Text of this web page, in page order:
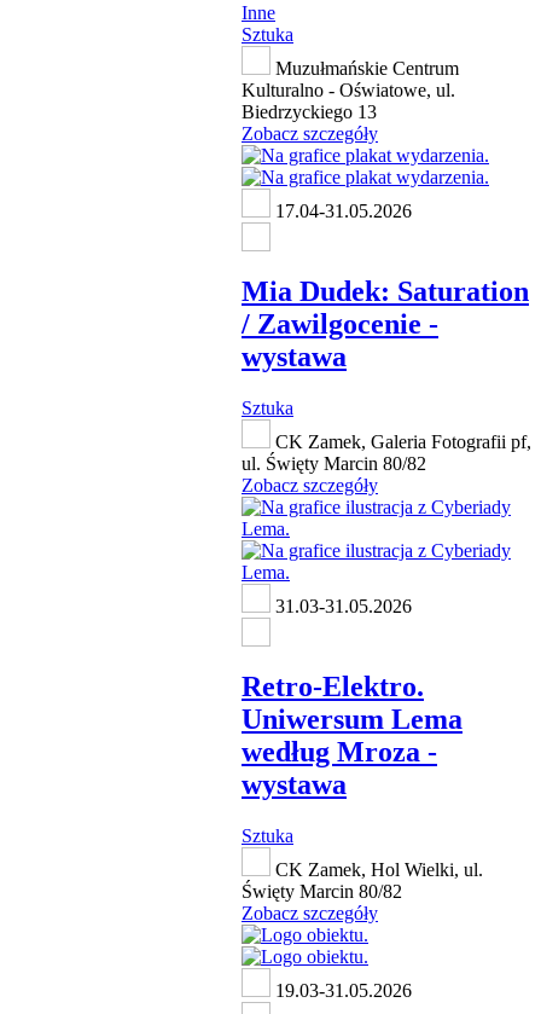
Inne
Sztuka
Muzułmańskie Centrum
Kulturalno - Oświatowe, ul.
Biedrzyckiego 13
Zobacz szczegóły
17.04-31.05.2026
Mia Dudek: Saturation
/ Zawilgocenie -
wystawa
Sztuka
CK Zamek, Galeria Fotografii pf,
ul. Święty Marcin 80/82
Zobacz szczegóły
31.03-31.05.2026
Retro-Elektro.
Uniwersum Lema
według Mroza -
wystawa
Sztuka
CK Zamek, Hol Wielki, ul.
Święty Marcin 80/82
Zobacz szczegóły
19.03-31.05.2026